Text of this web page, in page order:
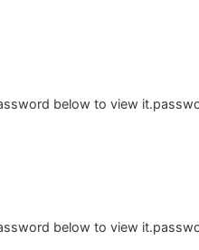
below to view
below to view